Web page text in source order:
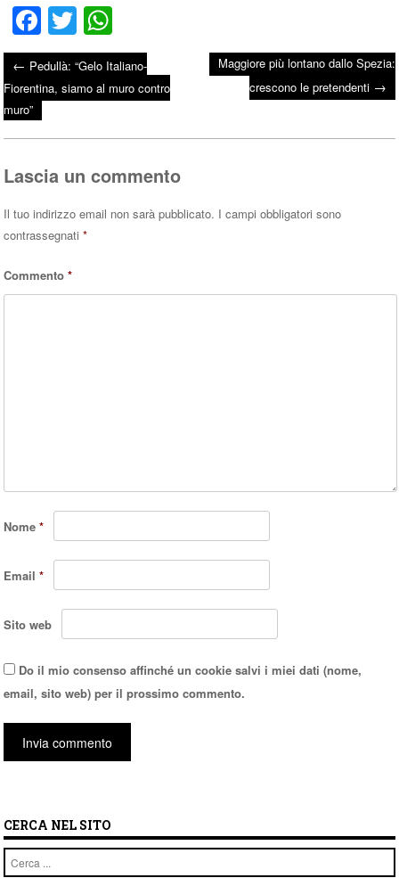
Fa
ce
bo
ok
T
wi
tte
r
ha
ts
A
pp
Post navigation
← Pedullà: “Gelo Italiano-
Fiorentina, siamo al muro contro
muro”
Maggiore più lontano dallo Spezia:
crescono le pretendenti →
Lascia un commento
Il tuo indirizzo email non sarà pubblicato. I campi obbligatori sono
contrassegnati*
Commento*
Nome*
Email*
Sito web
Do il mio consenso affinché un cookie salvi i miei dati (nome,
email, sito web) per il prossimo commento.
CERCA NEL SITO
Cerca